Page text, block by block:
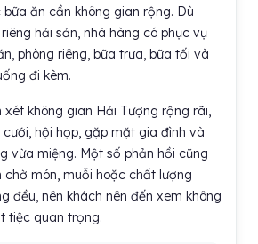
ăn cần không gian rộng. Dù
hải sản, nhà hàng có phục vụ
phòng riêng, bữa trưa, bữa tối và
đi kèm.
xét không gian Hải Tượng rộng rãi,
hội họp, gặp mặt gia đình và
vừa miệng. Một số phản hồi cũng
chờ món, muỗi hoặc chất lượng
đều, nên khách nên đến xem không
tiệc quan trọng.